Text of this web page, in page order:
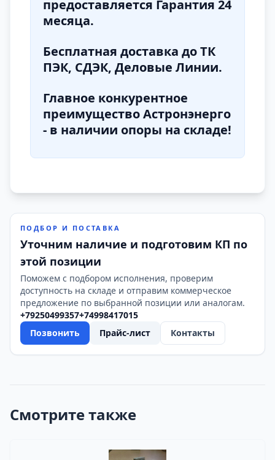
предоставляется Гарантия 24
месяца.
Бесплатная доставка до ТК
ПЭК, СДЭК, Деловые Линии.
Главное конкурентное
преимущество Астронэнерго
- в наличии опоры на складе!
ПОДБОР И ПОСТАВКА
Уточним наличие и подготовим КП по
этой позиции
Поможем с подбором исполнения, проверим
доступность на складе и отправим коммерческое
предложение по выбранной позиции или аналогам.
+79250499357+74998417015
Позвонить
Прайс-лист Контакты
Смотрите также